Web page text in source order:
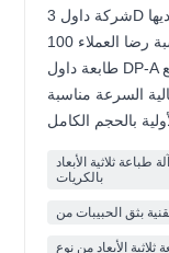
شركة داول 3D هي شركة تصنيع معتمدة للبيع المباشر ولديها
طابعة داول DP-A مندمج حبيبة التصنيع (FGF) حبيبات 3D هي
السرعة مناسبة
طباعة ثلاثية الأبعاد
بالكريات